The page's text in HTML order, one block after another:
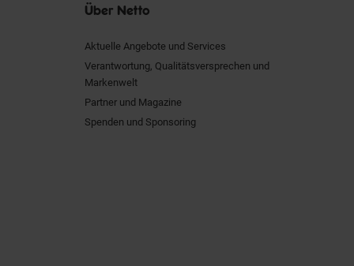
Über Netto
Aktuelle Angebote und Services
Verantwortung, Qualitätsversprechen und
Markenwelt
Partner und Magazine
Spenden und Sponsoring